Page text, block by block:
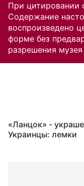
При цитировании
Содержание
воспроизведено
форме без
разрешения музея
«Ланцок» -
Украинцы: лемки